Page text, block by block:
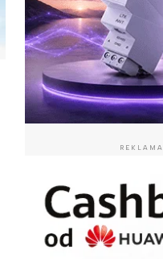
REKLAMA